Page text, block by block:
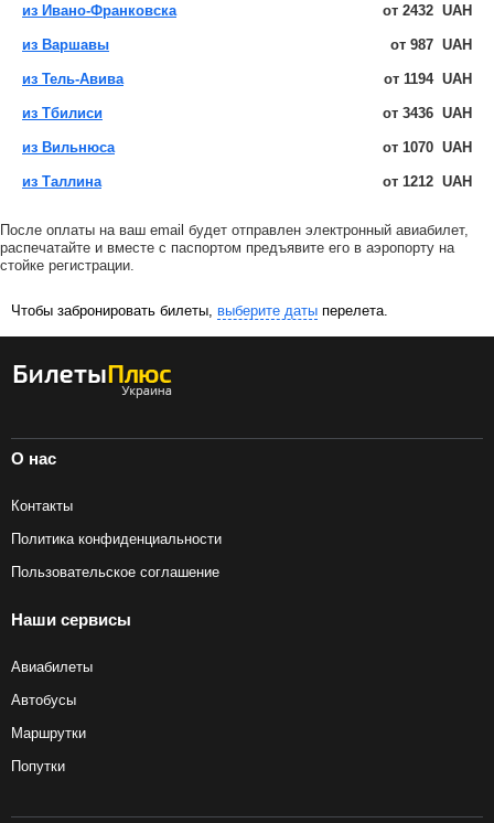
из Ивано-Франковска от 2432 UAH
из Варшавы от 987 UAH
из Тель-Авива от 1194 UAH
из Тбилиси от 3436 UAH
из Вильнюса от 1070 UAH
из Таллина от 1212 UAH
После оплаты на ваш email будет отправлен электронный авиабилет,
распечатайте и вместе с паспортом предъявите его в аэропорту на
стойке регистрации.
Чтобы забронировать билеты, выберите даты перелета.
О нас
Контакты
Политика конфиденциальности
Пользовательское соглашение
Наши сервисы
Авиабилеты
Автобусы
Маршрутки
Попутки